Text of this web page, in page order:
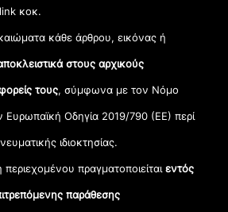
κοκ.
κάθε άρθρου, εικόνας ή
στους αρχικούς
τους, σύμφωνα με τον Νόμο
Ευρωπαϊκή Οδηγία 2019/790 (ΕΕ) περί
ιδιοκτησίας.
πραγματοποιείταιεντός
παράθεσης